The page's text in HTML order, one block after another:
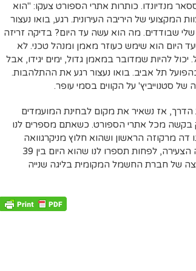
מנדיונדו. כותרות אתרי הספורט צעקו: "הוא
המקצועי של היריבה העירונית. רגע, בואו נעצור
שבודדים. מה הוא עשה עד היום? בדיקה זריזה
היום הוא שימש כעוזר מאמן ומנהל טכני. לא
להיות שמדובר במאמן גדול, ימים יגידו, אבל
תל אביב. בואו נעצור רגע את ההתלהבות.
סטנוייביץ' על הקווים בסמי עופר.
הדרך, אז נשאיר את מקום לבחינת המועמדים
בקשה מכל אתרי הספורט. כשאתם מספרים לנו
דה מרקוזה הראשון ושהוא חלוץ מניקרגוואה
הצפונית ששיחק 22 משחקים בנבחרת ניקרווגאה הצעירה, לפחות תספרו לנו שהוא היום בין 39
הבקיע 3 שערים בקבוצה של חברת החשמל המקומית בליגה שנייה